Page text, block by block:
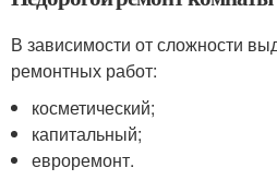
В зависимости от сложности
ремонтных работ:
косметический;
капитальный;
евроремонт.